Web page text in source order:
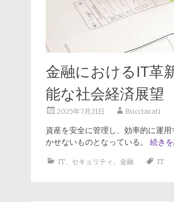
金融におけるIT革
能な社会経済展望
2025年7月21日 Bucciarati
資産を安全に管理し、効率的に運
かせないものとなっている。 続き
IT、 セキュリティ 、 金融 IT